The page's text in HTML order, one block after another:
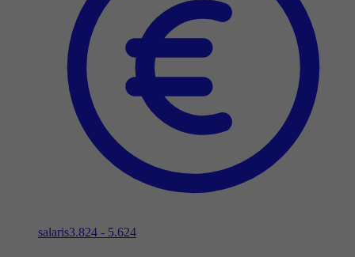
salaris3.824 - 5.624